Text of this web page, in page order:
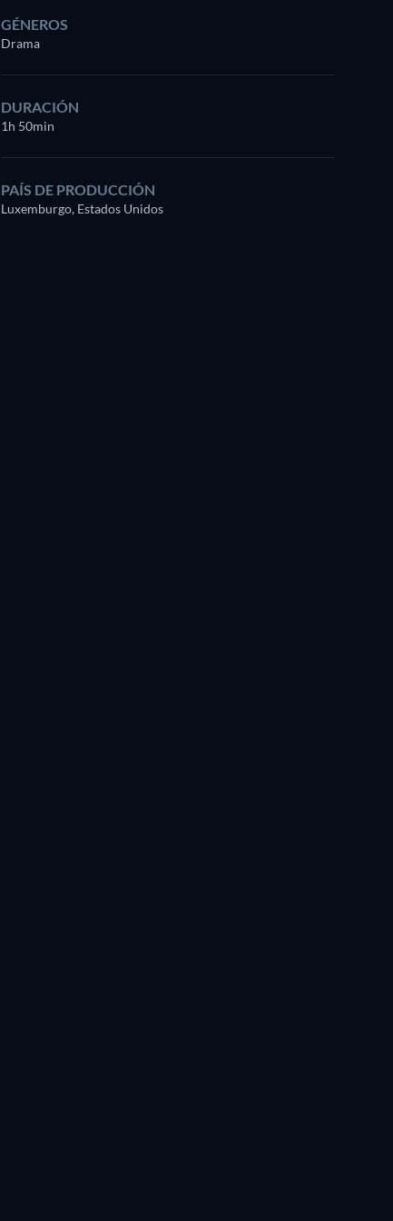
GÉNEROS
Drama
DURACIÓN
1h 50min
PAÍS DE PRODUCCIÓN
Luxemburgo, Estados Unidos